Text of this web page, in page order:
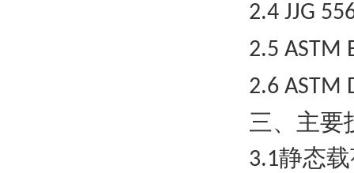
2.4 JJG
2.5 ASTM
2.6 ASTM
三、主要
3.1静态